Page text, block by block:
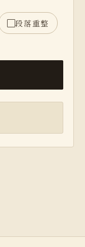
段落重整